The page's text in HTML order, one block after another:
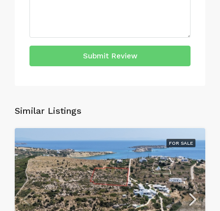
Submit Review
Similar Listings
FOR SALE